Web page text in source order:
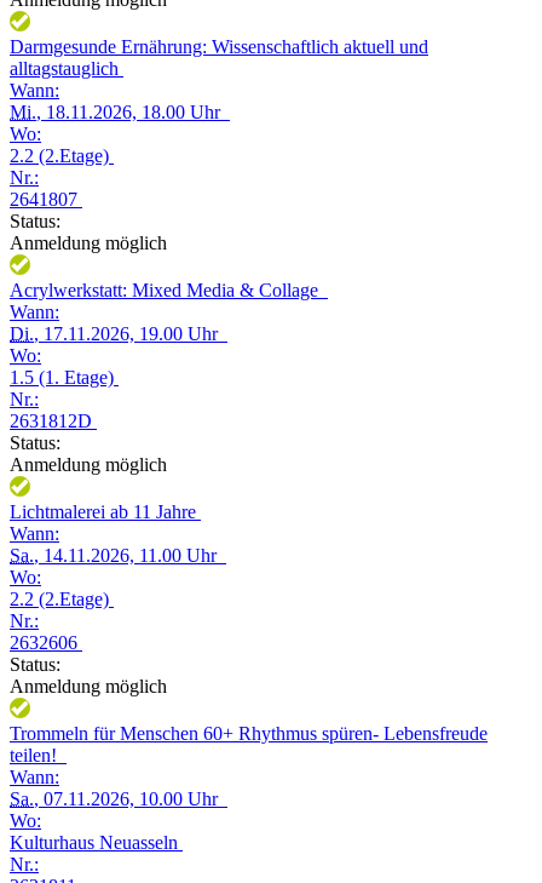
Darmgesunde Ernährung: Wissenschaftlich aktuell und
alltagstauglich
Wann:
Mi., 18.11.2026, 18.00 Uhr
Wo:
2.2 (2.Etage)
Nr.:
2641807
Status:
Anmeldung möglich
Acrylwerkstatt: Mixed Media & Collage
Wann:
Di., 17.11.2026, 19.00 Uhr
Wo:
1.5 (1. Etage)
Nr.:
2631812D
Status:
Anmeldung möglich
Lichtmalerei ab 11 Jahre
Wann:
Sa., 14.11.2026, 11.00 Uhr
Wo:
2.2 (2.Etage)
Nr.:
2632606
Status:
Anmeldung möglich
Trommeln für Menschen 60+ Rhythmus spüren- Lebensfreude
teilen!
Wann:
Sa., 07.11.2026, 10.00 Uhr
Wo:
Kulturhaus Neuasseln
Nr.: